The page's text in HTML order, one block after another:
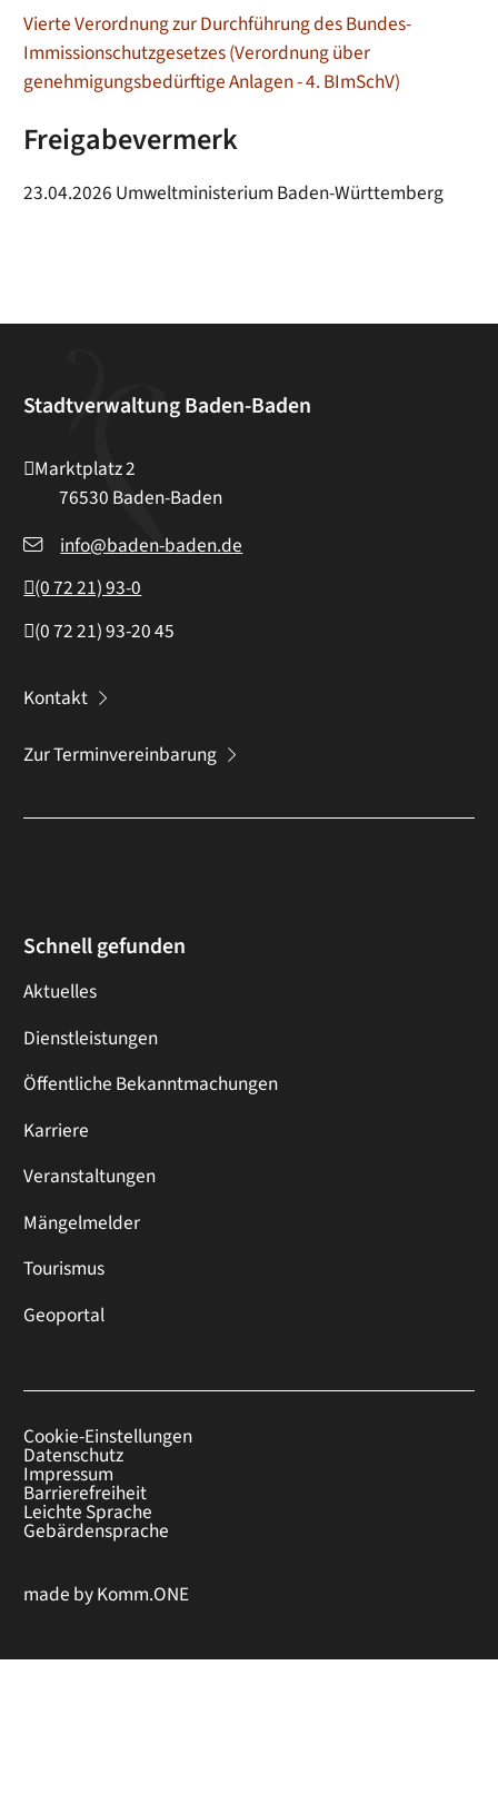
Vierte Verordnung zur Durchführung des Bundes-
Immissionschutzgesetzes (Verordnung über
genehmigungsbedürftige Anlagen - 4. BImSchV)
Freigabevermerk
23.04.2026 Umweltministerium Baden-Württemberg
Stadtverwaltung Baden-Baden
Marktplatz 2
76530 Baden-Baden
info@baden-baden.de
(07221) 93-0
(07221) 93-2045
Kontakt
Zur Terminvereinbarung
Schnell gefunden
Aktuelles
Dienstleistungen
Öffentliche Bekanntmachungen
Karriere
Veranstaltungen
Mängelmelder
Tourismus
Geoportal
Cookie-Einstellungen
Datenschutz
Impressum
Barrierefreiheit
Leichte Sprache
Gebärdensprache
made byKomm.ONE